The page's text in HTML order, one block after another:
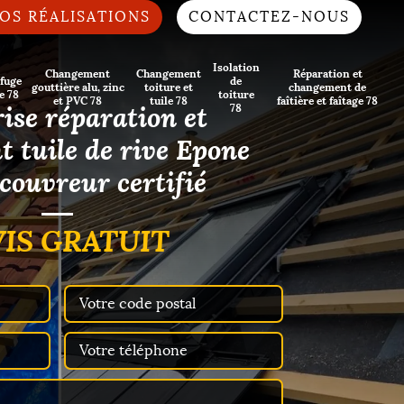
RÉALISATIONS CONTACTEZ-NOUS
78
Changement
gouttière alu, zinc
et PVC 78
Changement
toiture et
tuile 78
Isolation
de
toiture
78
Réparation et
changement de
faîtière et faîtage 78
réparation et
tuile de rive Epone
certifié
GRATUIT